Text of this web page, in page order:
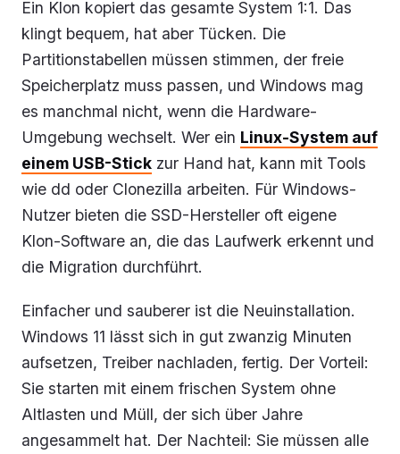
Ein Klon kopiert das gesamte System 1:1. Das
klingt bequem, hat aber Tücken. Die
Partitionstabellen müssen stimmen, der freie
Speicherplatz muss passen, und Windows mag
es manchmal nicht, wenn die Hardware-
Umgebung wechselt. Wer ein Linux-System auf
einem USB-Stick zur Hand hat, kann mit Tools
wie dd oder Clonezilla arbeiten. Für Windows-
Nutzer bieten die SSD-Hersteller oft eigene
Klon-Software an, die das Laufwerk erkennt und
die Migration durchführt.
Einfacher und sauberer ist die Neuinstallation.
Windows 11 lässt sich in gut zwanzig Minuten
aufsetzen, Treiber nachladen, fertig. Der Vorteil:
Sie starten mit einem frischen System ohne
Altlasten und Müll, der sich über Jahre
angesammelt hat. Der Nachteil: Sie müssen alle